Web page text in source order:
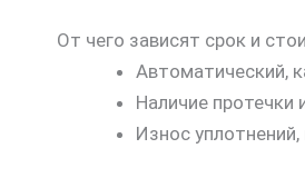
От чего зависят срок и
Автоматический,
Наличие протечки
Износ